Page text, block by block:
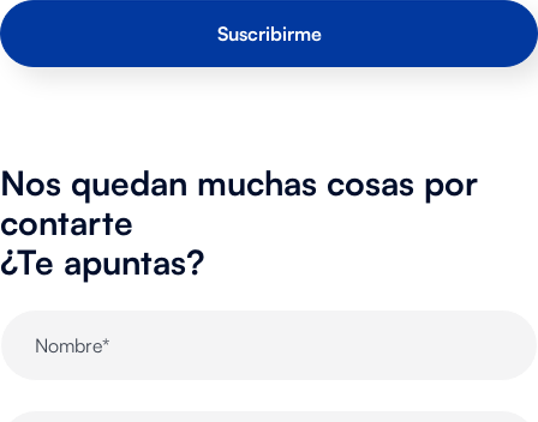
Nos quedan muchas cosas por
contarte
¿Te apuntas?